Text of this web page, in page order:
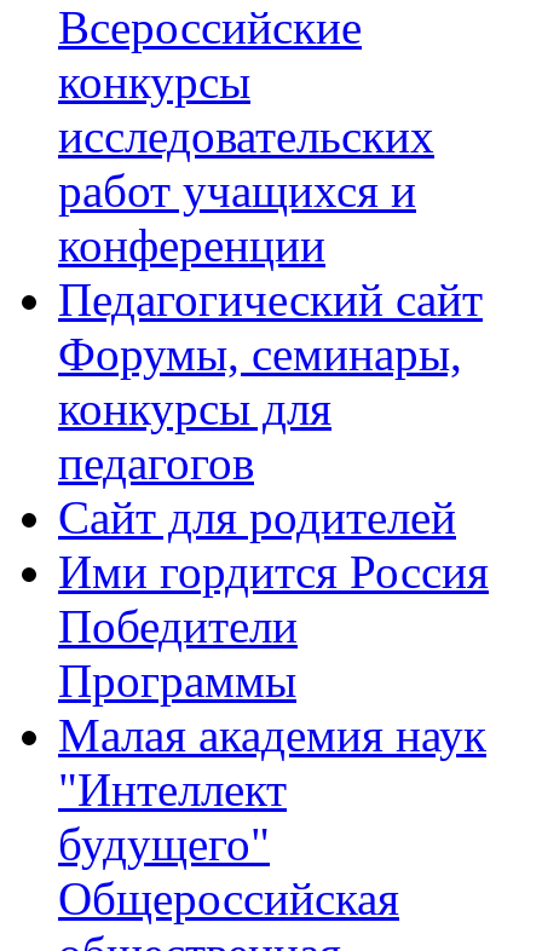
Всероссийские
конкурсы
исследовательских
работ учащихся и
конференции
Педагогический сайт
Форумы, семинары,
конкурсы для
педагогов
Сайт для родителей
Ими гордится Россия
Победители
Программы
Малая академия наук
"Интеллект
будущего"
Общероссийская